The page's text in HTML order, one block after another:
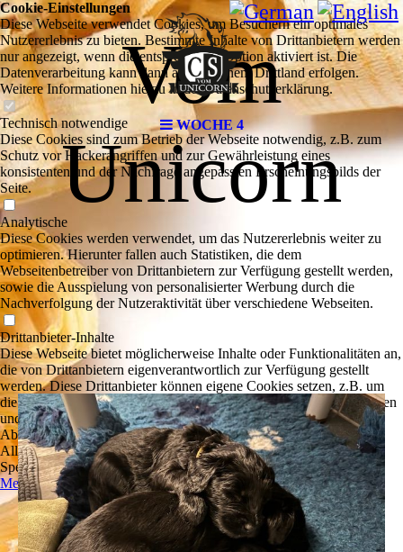
WOCHE 4
Vom
Unicorn
Cookie-Einstellungen
Diese Webseite verwendet Cookies, um Besuchern ein optimales
Nutzererlebnis zu bieten. Bestimmte Inhalte von Drittanbietern werden
nur angezeigt, wenn die entsprechende Option aktiviert ist. Die
Datenverarbeitung kann dann auch in einem Drittland erfolgen.
Weitere Informationen hierzu in der Datenschutzerklärung.
Technisch notwendige
Diese Cookies sind zum Betrieb der Webseite notwendig, z.B. zum
Schutz vor Hackerangriffen und zur Gewährleistung eines
konsistenten und der Nachfrage angepassten Erscheinungsbilds der
Seite.
Analytische
Diese Cookies werden verwendet, um das Nutzererlebnis weiter zu
optimieren. Hierunter fallen auch Statistiken, die dem
Webseitenbetreiber von Drittanbietern zur Verfügung gestellt werden,
sowie die Ausspielung von personalisierter Werbung durch die
Nachverfolgung der Nutzeraktivität über verschiedene Webseiten.
Drittanbieter-Inhalte
Diese Webseite bietet möglicherweise Inhalte oder Funktionalitäten an,
die von Drittanbietern eigenverantwortlich zur Verfügung gestellt
werden. Diese Drittanbieter können eigene Cookies setzen, z.B. um
die Nutzeraktivität zu verfolgen oder ihre Angebote zu personalisieren
und zu optimieren.
Ablehnen
Alle akzeptieren
Speichern
Mehr Informationen